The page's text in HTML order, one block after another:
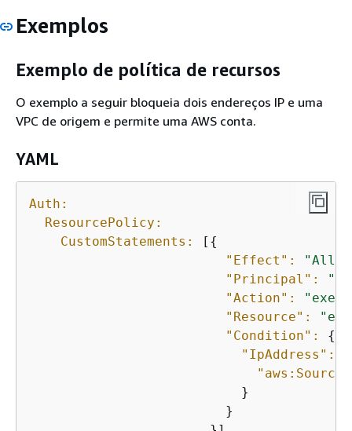
Exemplos
Exemplo de política de recursos
O exemplo a seguir bloqueia dois endereços IP e uma
VPC de origem e permite uma AWS conta.
YAML
Auth:
ResourcePolicy:
CustomStatements:
[ {
"Effect":
"Principal":
"*"
"Action":
"Resource":
"Condition":
{
"IpAddress":
                           }
                         }